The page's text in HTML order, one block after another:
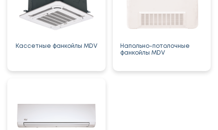
Кассетные фанкойлы MDV
Напольно-потолочные
фанкойлы MDV